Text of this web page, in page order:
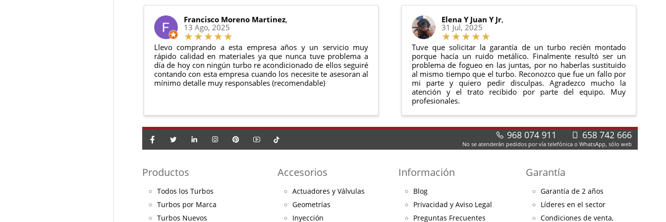
El productono debe haber sido montado ni manipulado
Debe devolverse en suembalaje original perfectas condiciones
Francisco Moreno Martinez,
13 Ago, 2025
Llevo comprando a esta empresa años y un servicio muy
rápido calidad en materiales ya que nunca tuve problema a
día de hoy con ningún turbo re acondicionado de ellos seguiré
contando con esta empresa cuando los necesite te asesoran al
mínimo detalle muy responsables (recomendable)
Elena Y Juan Y Jr,
31 Jul, 2025
Tuve que solicitar la garantía de un turbo recién montado
porque hacía un ruido metálico. Finalmente resultó ser un
problema de fogueo en las juntas, por no haberlas sustituido
al mismo tiempo que el turbo. Reconozco que fue un fallo por
mi parte y quiero pedir disculpas. Agradezco mucho la
atención y el trato recibido por parte del equipo. Muy
profesionales.
968 074 911 658 742 666
No se atenderán pedidos por vía telefónica o WhatsApp, sólo web
Productos
Todos los Turbos
Turbos por Marca
Turbos Nuevos
Accesorios
Actuadores y Válvulas
Geometrías
Inyección
Información
Blog
Privacidad y Aviso Legal
Preguntas Frecuentes
Garantía
Garantía de 2 años
Líderes en el sector
Condiciones de venta,